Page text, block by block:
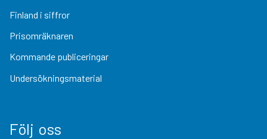
Finland i siffror
Prisomräknaren
Kommande publiceringar
Undersökningsmaterial
Följ oss